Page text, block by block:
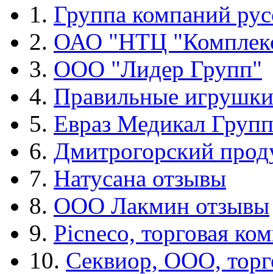
1. Группа компаний
2. ОАО "НТЦ
3. ООО "Лидер Групп"
4. Правильные игрушки
5. Евраз Медикал Групп
6. Дмитрогорский
7. Натусана отзывы
8. ООО Лакмин отзывы
9. Picneco, торговая
10. Секвиор, ООО,